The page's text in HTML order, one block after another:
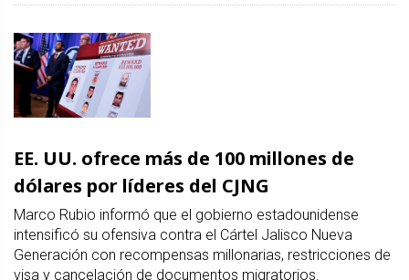
EE. UU. ofrece más de 100 millones de
dólares por líderes del CJNG
Marco Rubio informó que el gobierno estadounidense
intensificó su ofensiva contra el Cártel Jalisco Nueva
Generación con recompensas millonarias, restricciones de
visa y cancelación de documentos migratorios.